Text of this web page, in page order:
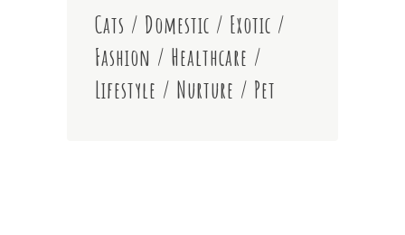
Cats / Domestic / Exotic /
Fashion / Healthcare /
Lifestyle / Nurture / Pet